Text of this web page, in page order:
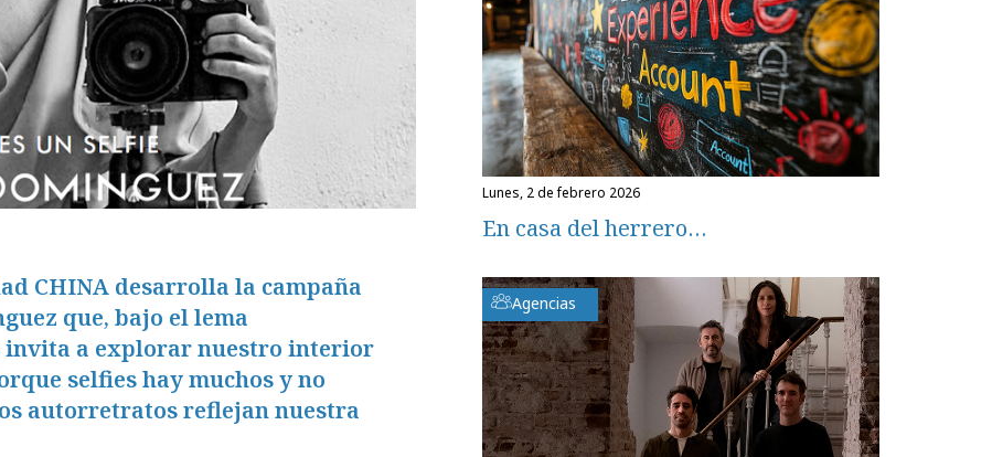
CHINA desarrolla la campaña
que, bajo el lema
invita a explorar nuestro interior
selfies hay muchos y no
autorretratos reflejan nuestra
lunes, 2 de febrero 2026
En casa del herrero…
Agencias